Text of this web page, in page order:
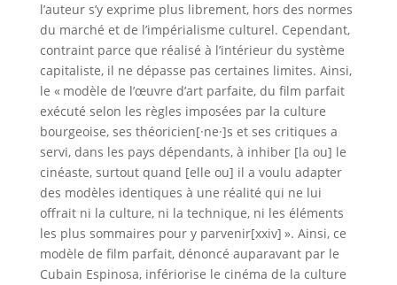
l’auteur s’y exprime plus librement, hors des normes
du marché et de l’impérialisme culturel. Cependant,
contraint parce que réalisé à l’intérieur du système
capitaliste, il ne dépasse pas certaines limites. Ainsi,
le « modèle de l’œuvre d’art parfaite, du film parfait
exécuté selon les règles imposées par la culture
bourgeoise, ses théoricien[·ne·]s et ses critiques a
servi, dans les pays dépendants, à inhiber [la ou] le
cinéaste, surtout quand [elle ou] il a voulu adapter
des modèles identiques à une réalité qui ne lui
offrait ni la culture, ni la technique, ni les éléments
les plus sommaires pour y parvenir[xxiv] ». Ainsi, ce
modèle de film parfait, dénoncé auparavant par le
Cubain Espinosa, infériorise le cinéma de la culture